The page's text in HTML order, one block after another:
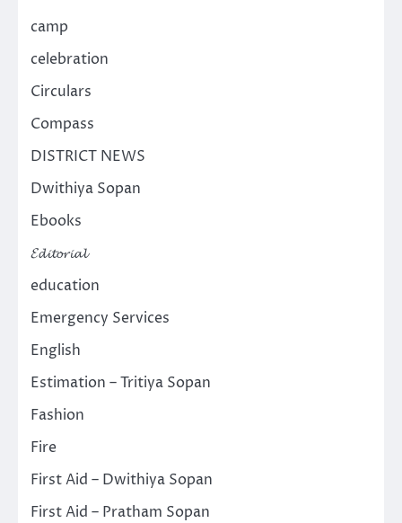
camp
celebration
Circulars
Compass
DISTRICT NEWS
Dwithiya Sopan
Ebooks
𝓔𝓭𝓲𝓽𝓸𝓻𝓲𝓪𝓵
education
Emergency Services
English
Estimation – Tritiya Sopan
Fashion
Fire
First Aid – Dwithiya Sopan
First Aid – Pratham Sopan